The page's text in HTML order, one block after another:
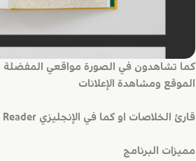
كما تشاهدون في الصورة مواقعي المفضلة
الموقع ومشاهدة الإعلانات
قارئ الخلاصات او كما في الإنجليزي RSS Feed Reader يعد من الأدوات المهمة لمتصفحين المواقع خصوصاً المختصة في مجال ما.
مميزات البرنامج